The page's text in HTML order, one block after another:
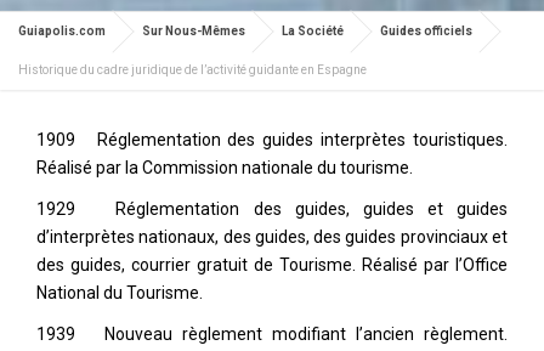
Guiapolis.com Sur Nous-Mêmes La Société Guides officiels
Historique du cadre juridique de l’activité guidante en Espagne
1909 Réglementation des guides interprètes touristiques.
Réalisé par la Commission nationale du tourisme.
1929 Réglementation des guides, guides et guides
d’interprètes nationaux, des guides, des guides provinciaux et
des guides, courrier gratuit de Tourisme. Réalisé par l’Office
National du Tourisme.
1939 Nouveau règlement modifiant l’ancien règlement.